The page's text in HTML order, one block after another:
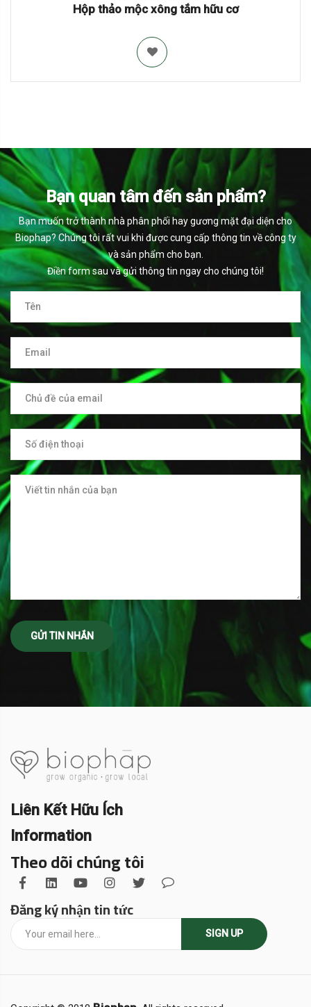
Hộp thảo mộc xông tắm hữu cơ
Bạn quan tâm đến sản phẩm?
Bạn muốn trở thành nhà phân phối hay gương mặt đại diện cho
Biophap? Chúng tôi rất vui khi được cung cấp thông tin về công ty
và sản phẩm cho bạn.
Điền form sau và gửi thông tin ngay cho chúng tôi!
Liên Kết Hữu Ích
Information
Theo dõi chúng tôi
Đăng ký nhận tin tức
SIGN UP